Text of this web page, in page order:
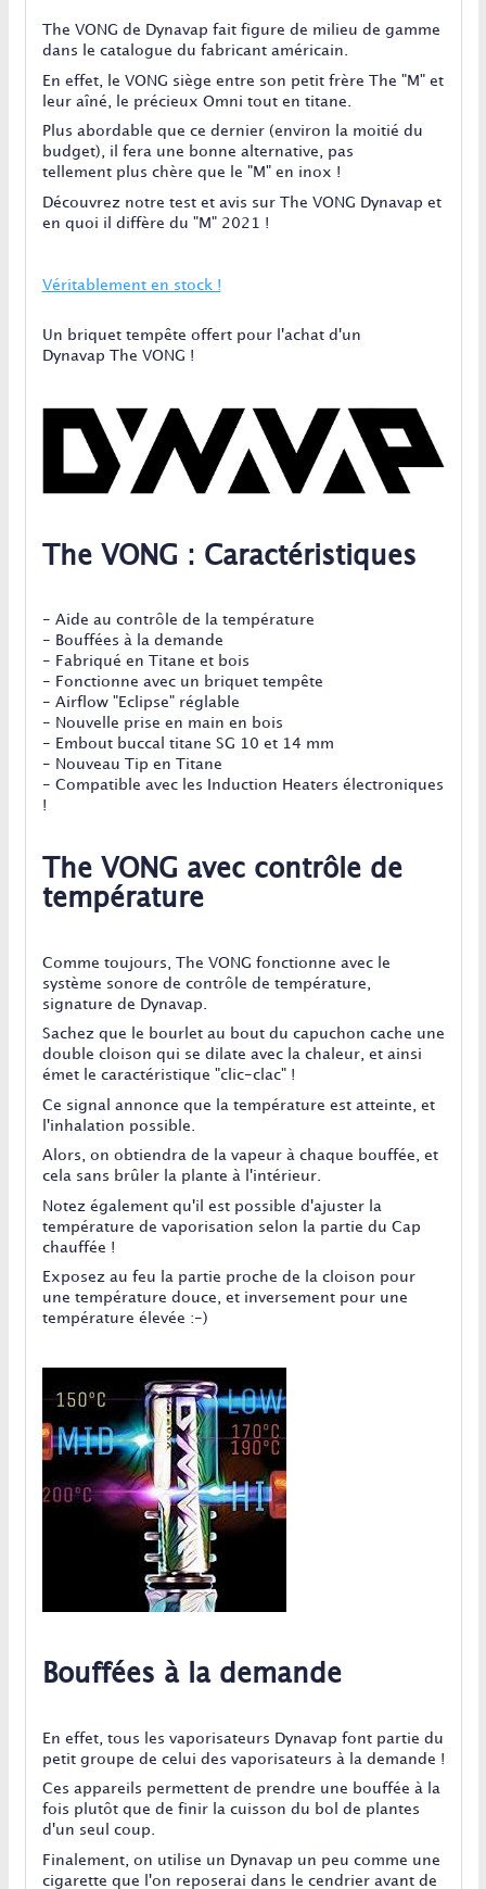
The VONG de Dynavap fait figure de milieu de gamme
dans le catalogue du fabricant américain.
En effet, le VONG siège entre son petit frère The "M" et
leur aîné, le précieux Omni tout en titane.
Plus abordable que ce dernier (environ la moitié du
budget), il fera une bonne alternative, pas
tellement plus chère que le "M" en inox !
Découvrez notre test et avis sur The VONG Dynavap et
en quoi il diffère du "M" 2021 !
Véritablement en stock !
Un briquet tempête offert pour l'achat d'un
Dynavap The VONG !
The VONG : Caractéristiques
- Aide au contrôle de la température
- Bouffées à la demande
- Fabriqué en Titane et bois
- Fonctionne avec un briquet tempête
- Airflow "Eclipse" réglable
- Nouvelle prise en main en bois
- Embout buccal titane SG 10 et 14 mm
- Nouveau Tip en Titane
- Compatible avec les Induction Heaters électroniques
!
The VONG avec contrôle de
température
Comme toujours, The VONG fonctionne avec le
système sonore de contrôle de température,
signature de Dynavap.
Sachez que le bourlet au bout du capuchon cache une
double cloison qui se dilate avec la chaleur, et ainsi
émet le caractéristique "clic-clac" !
Ce signal annonce que la température est atteinte, et
l'inhalation possible.
Alors, on obtiendra de la vapeur à chaque bouffée, et
cela sans brûler la plante à l'intérieur.
Notez également qu'il est possible d'ajuster la
température de vaporisation selon la partie du Cap
chauffée !
Exposez au feu la partie proche de la cloison pour
une température douce, et inversement pour une
température élevée :-)
Bouffées à la demande
En effet, tous les vaporisateurs Dynavap font partie du
petit groupe de celui des vaporisateurs à la demande !
Ces appareils permettent de prendre une bouffée à la
fois plutôt que de finir la cuisson du bol de plantes
d'un seul coup.
Finalement, on utilise un Dynavap un peu comme une
cigarette que l'on reposerai dans le cendrier avant de